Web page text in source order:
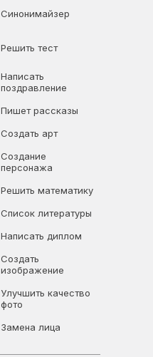
Синонимайзер
Решить тест
Написать
поздравление
Пишет рассказы
Создать арт
Создание
персонажа
Решить математику
Список литературы
Написать диплом
Создать
изображение
Улучшить качество
фото
Замена лица